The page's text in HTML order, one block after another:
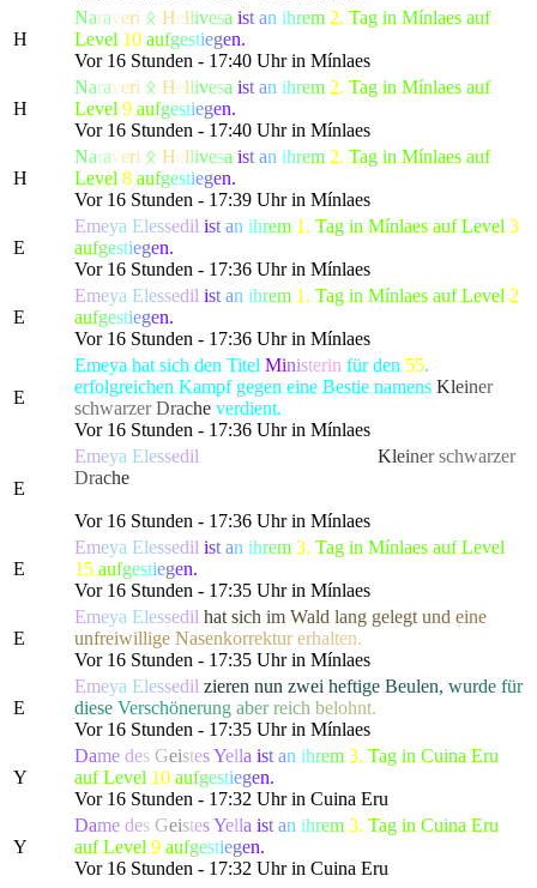
H
Naraveri ᛟ Hellivesa ist an ihrem 2. Tag in Mínlaes auf
Level 10 aufgestiegen.
Vor 16 Stunden - 17:40 Uhr in Mínlaes
H
Naraveri ᛟ Hellivesa ist an ihrem 2. Tag in Mínlaes auf
Level 9 aufgestiegen.
Vor 16 Stunden - 17:40 Uhr in Mínlaes
H
Naraveri ᛟ Hellivesa ist an ihrem 2. Tag in Mínlaes auf
Level 8 aufgestiegen.
Vor 16 Stunden - 17:39 Uhr in Mínlaes
E
Emeya Elessedil ist an ihrem 1. Tag in Mínlaes auf Level 3
aufgestiegen.
Vor 16 Stunden - 17:36 Uhr in Mínlaes
E
Emeya Elessedil ist an ihrem 1. Tag in Mínlaes auf Level 2
aufgestiegen.
Vor 16 Stunden - 17:36 Uhr in Mínlaes
E
Emeya hat sich den Titel Ministerin für den 55.
erfolgreichen Kampf gegen eine Bestie namens Kleiner
schwarzer Drache verdient.
Vor 16 Stunden - 17:36 Uhr in Mínlaes
E
Emeya Elessedil Kleinerschwarzer
Drache
Vor 16 Stunden - 17:36 Uhr in Mínlaes
E
Emeya Elessedil ist an ihrem 3. Tag in Mínlaes auf Level
15 aufgestiegen.
Vor 16 Stunden - 17:35 Uhr in Mínlaes
E
Emeya Elessedil hat sich im Wald lang gelegt und eine
unfreiwillige Nasenkorrektur erhalten.
Vor 16 Stunden - 17:35 Uhr in Mínlaes
E
Emeya Elessedil zieren nun zwei heftige Beulen, wurde für
diese Verschönerung aber reich belohnt.
Vor 16 Stunden - 17:35 Uhr in Mínlaes
Y
Dame des GeistesYella ist an ihrem 3. Tag in Cuina Eru
auf Level 10 aufgestiegen.
Vor 16 Stunden - 17:32 Uhr in Cuina Eru
Y
Dame des GeistesYella ist an ihrem 3. Tag in Cuina Eru
auf Level 9 aufgestiegen.
Vor 16 Stunden - 17:32 Uhr in Cuina Eru